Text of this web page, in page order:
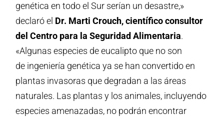
genética en todo el Sur serían un desastre,»
declaró el Dr. Marti Crouch, científico consultor
del Centro para la Seguridad Alimentaria.
«Algunas especies de eucalipto que no son
de ingeniería genética ya se han convertido en
plantas invasoras que degradan a las áreas
naturales. Las plantas y los animales, incluyendo
especies amenazadas, no podrán encontrar